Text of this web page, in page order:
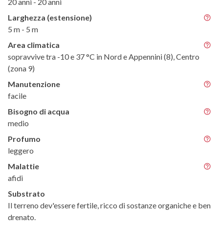
Larghezza (estensione)
5 m - 5 m
Area climatica
sopravvive tra -10 e 37 °C in Nord e Appennini (8), Centro
(zona 9)
Manutenzione
facile
Bisogno di acqua
medio
Profumo
leggero
Malattie
afidi
Substrato
Il terreno dev'essere fertile, ricco di sostanze organiche e ben
drenato.